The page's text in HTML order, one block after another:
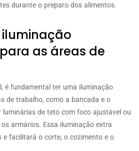
durante o preparo dos alimentos.
iluminação
as áreas de
é fundamental ter uma iluminação
de trabalho, como a bancada e o
de teto com foco ajustável ou
armários. Essa iluminação extra
e facilitará o corte, o cozimento e o